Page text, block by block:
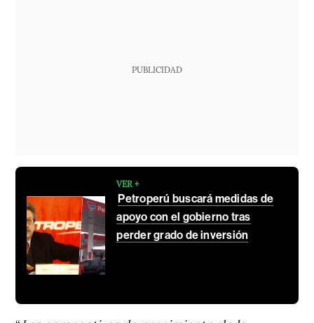
PUBLICIDAD
VER +
Petroperú buscará medidas de
apoyo con el gobierno tras
perder grado de inversión